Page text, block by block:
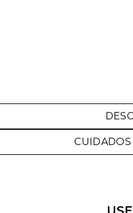
Nossa
pode
Selecione o
CUIDADOS